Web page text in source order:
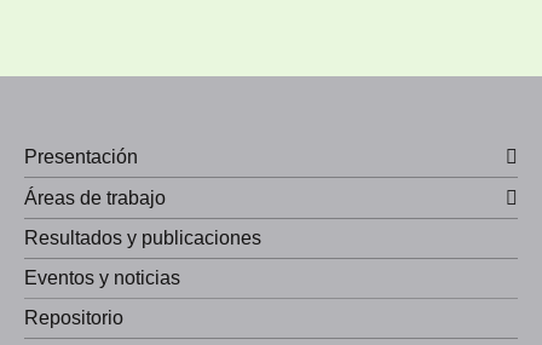
Presentación
Áreas de trabajo
Resultados y publicaciones
Eventos y noticias
Repositorio